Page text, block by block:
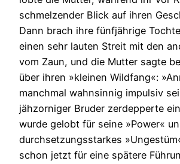
schmelzender Blick auf ihren
Dann brach ihre fünfjährige
einen sehr lauten Streit mit den
vom Zaun, und die Mutter sagte
über ihren »kleinen Wildfang«:
manchmal wahnsinnig impulsiv
jähzorniger Bruder zerdepperte
wurde gelobt für seine »Power«
durchsetzungsstarkes
schon jetzt für eine spätere